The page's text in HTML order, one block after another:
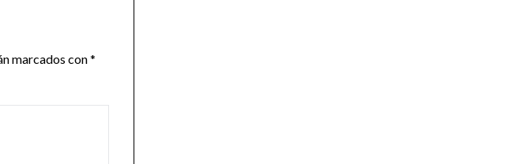
marcados con*